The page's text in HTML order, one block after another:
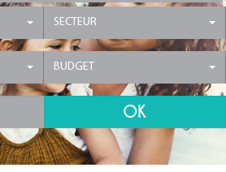
SECTEUR
BUDGET